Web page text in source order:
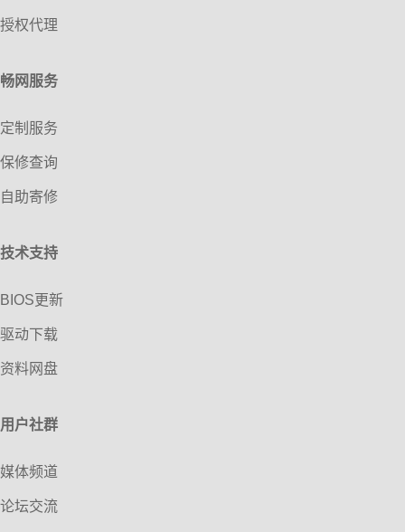
授权代理
畅网服务
定制服务
保修查询
自助寄修
技术支持
BIOS更新
驱动下载
资料网盘
用户社群
媒体频道
论坛交流